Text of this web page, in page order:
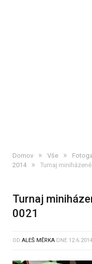
Domov » Vše »
2014
» Turnaj
Turnaj
0021
OD ALEŠ MĚRKA DNE 12.6.2014